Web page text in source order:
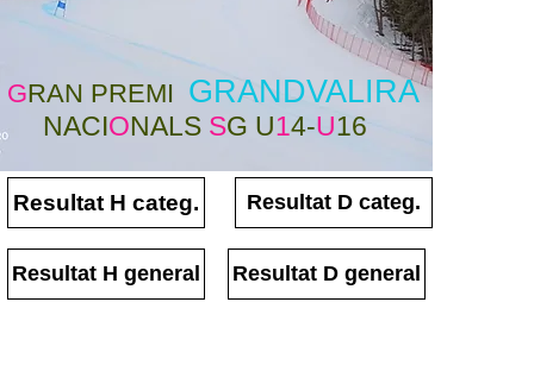
GRAN PREMI GRANDVALIRA
NACIONALS SG U14-U16
Resultat H categ. Resultat D categ.
Resultat H general Resultat D general